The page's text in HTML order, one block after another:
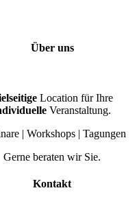
Über uns
Location für Ihre
Veranstaltung.
| Workshops | Tagungen
Gerne beraten wir Sie.
Kontakt